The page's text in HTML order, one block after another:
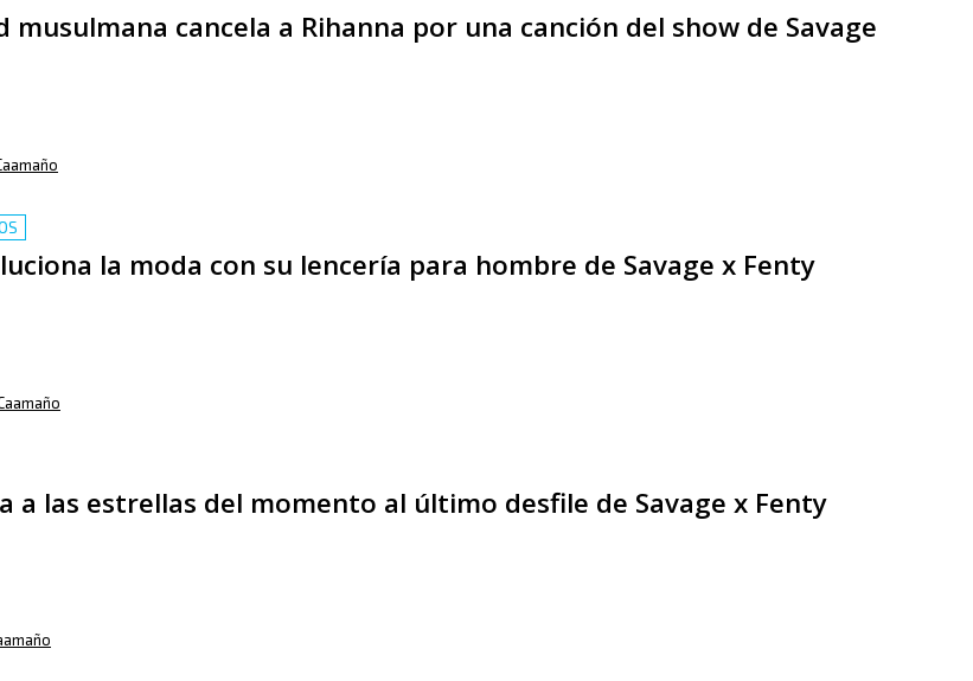
musulmana cancela a Rihanna por una canción del show de Savage
la moda con su lencería para hombre de Savage x Fenty
a las estrellas del momento al último desfile de Savage x Fenty